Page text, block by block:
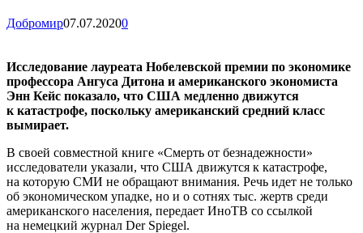
Добромир07.07.20200
Исследование лауреата Нобелевской премии по экономике
профессора Ангуса Дитона и американского экономиста
Энн Кейс показало, что США медленно движутся
к катастрофе, поскольку американский средний класс
вымирает.
В своей совместной книге «Смерть от безнадежности»
исследователи указали, что США движутся к катастрофе,
на которую СМИ не обращают внимания. Речь идет не только
об экономическом упадке, но и о сотнях тыс. жертв среди
американского населения, передает ИноТВ со ссылкой
на немецкий журнал Der Spiegel.